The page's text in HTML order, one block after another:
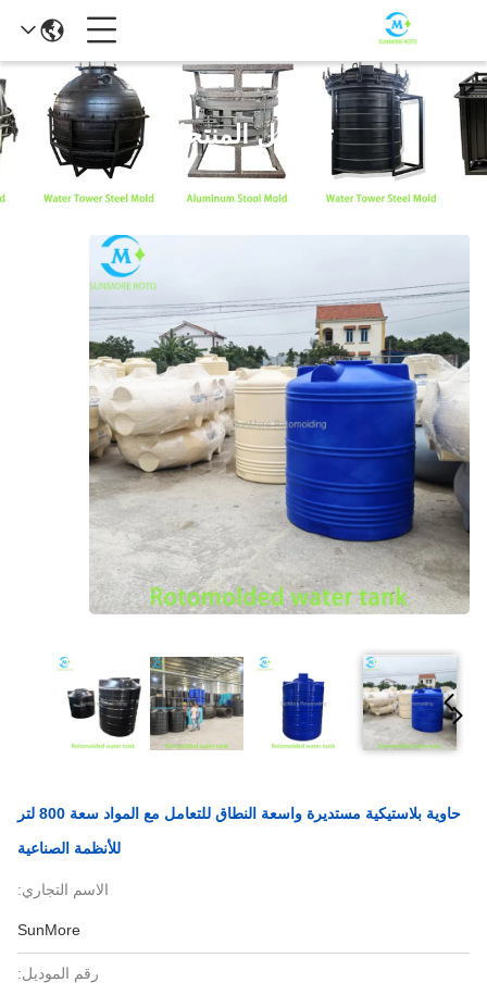
تفاصيل المنتجات
حاوية بلاستيكية مستديرة واسعة النطاق للتعامل مع المواد سعة 800 لتر
للأنظمة الصناعية
الاسم التجاري:
SunMore
رقم الموديل: